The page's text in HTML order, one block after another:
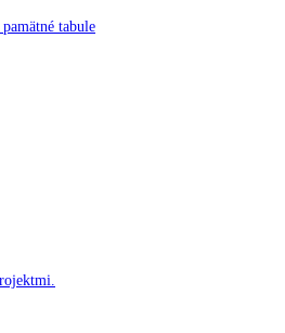
tabule